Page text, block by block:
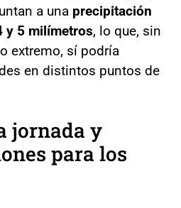
a una precipitación
y 5 milímetros, lo que, sin
extremo, sí podría
en distintos puntos de
jornada y
para los